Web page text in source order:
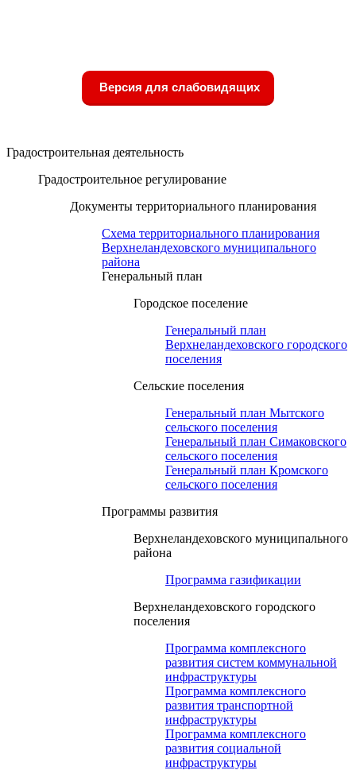
Версия для слабовидящих
Градостроительная деятельность
Градостроительное регулирование
Документы территориального планирования
Схема территориального планирования
Верхнеландеховского муниципального
района
Генеральный план
Городское поселение
Генеральный план
Верхнеландеховского городского
поселения
Сельские поселения
Генеральный план Мытского
сельского поселения
Генеральный план Симаковского
сельского поселения
Генеральный план Кромского
сельского поселения
Программы развития
Верхнеландеховского муниципального
района
Программа газификации
Верхнеландеховского городского
поселения
Программа комплексного
развития систем коммунальной
инфраструктуры
Программа комплексного
развития транспортной
инфраструктуры
Программа комплексного
развития социальной
инфраструктуры